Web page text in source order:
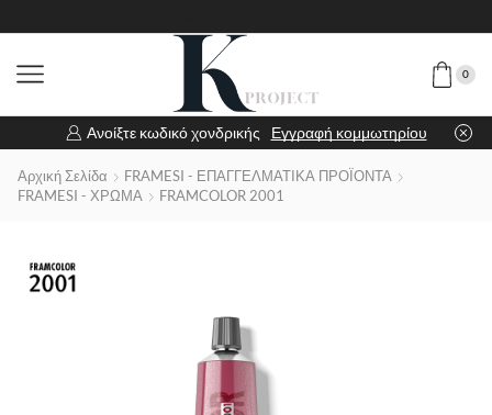
0
Ανοίξτε κωδικό χονδρικής Εγγραφή κομμωτηρίου
Αρχική Σελίδα
FRAMESI - ΕΠΑΓΓΕΛΜΑΤΙΚΑ ΠΡΟΪΟΝΤΑ
FRAMESI - ΧΡΩΜΑ
FRAMCOLOR 2001